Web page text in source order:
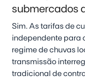
submercados
Sim. As tarifas de
independente para
regime de chuvas
transmissão
tradicional de